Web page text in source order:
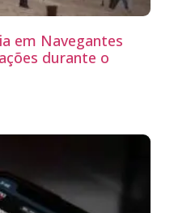
em Navegantes
durante o